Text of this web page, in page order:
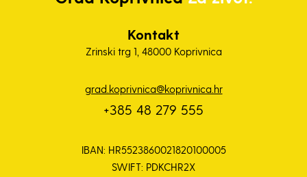
Kontakt
Zrinski trg 1, 48000 Koprivnica
grad.koprivnica@koprivnica.hr
+385 48 279 555
IBAN: HR5523860021820100005
SWIFT: PDKCHR2X